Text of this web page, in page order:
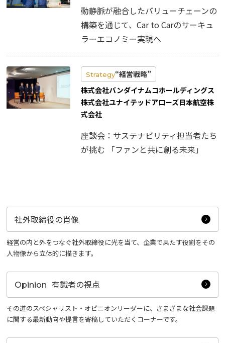
動静脈が融合したバリューチェーンの
構築を通じて、Car to Carのサーキュ
ラーエコノミー実現へ
Strategy“経営戦略”
株式会社バンダイナムコホールディングス
株式会社ユナイテッドアローズ日本航空株
式会社
座談会：サステナビリティ担当者たち
が挑む 「ファンと共に創る未来」
社外取締役の肖像
経営の内と外をつなぐ社外取締役に光を当て、企業で果たす役割をその
人物像から立体的に描きます。
Opinion 有識者の視点
その道のスペシャリスト・オピニオンリーダーに、さまざまな社会課題
に関する最新動向や提言を寄稿していただくコーナーです。